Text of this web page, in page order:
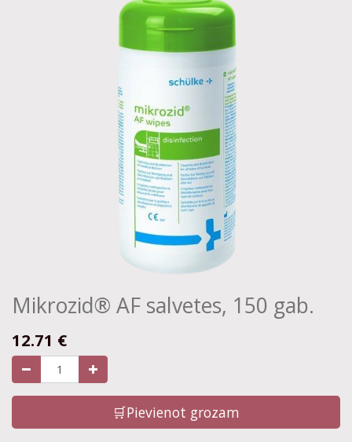
Mikrozid® AF salvetes, 150 gab.
12.71 €
🛒Pievienot grozam